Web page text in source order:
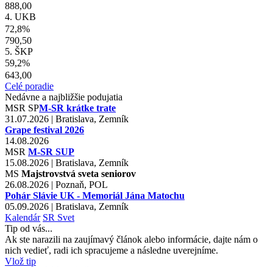
888,00
4. UKB
72,8%
790,50
5. ŠKP
59,2%
643,00
Celé poradie
Nedávne a najbližšie podujatia
MSR SPM-SR krátke trate
31.07.2026 | Bratislava, Zemník
Grape festival 2026
14.08.2026
MSR M-SR SUP
15.08.2026 | Bratislava, Zemník
MS Majstrovstvá sveta seniorov
26.08.2026 | Poznaň, POL
Pohár Slávie UK - Memoriál Jána Matochu
05.09.2026 | Bratislava, Zemník
Kalendár SR Svet
Tip od vás...
Ak ste narazili na zaujímavý článok alebo informácie, dajte nám o
nich vedieť, radi ich spracujeme a následne uverejníme.
Vlož tip